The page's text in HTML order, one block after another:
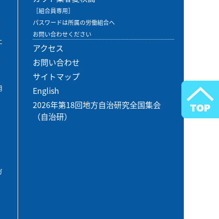
［組合員専用］
パスワードは所属の労働組合へ
お問い合わせください
アクセス
お問い合わせ
サイトマップ
English
2026年第18回地方自治研究全国集会
（自治研）